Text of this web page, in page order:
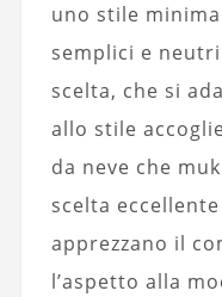
uno stile
semplici e
scelta, che si
allo stile
da neve che
scelta
apprezzano il
l’aspetto alla